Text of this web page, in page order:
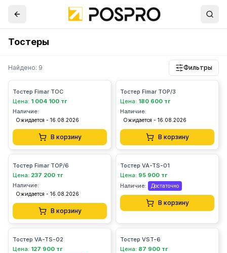
Тостеры
Найдено: 9 Фильтры
Тостер Fimar TOC
Цена: 1 004 100 тг
Наличие:
Ожидается - 16.08.2026
В корзину
Тостер Fimar TOP/3
Цена: 180 600 тг
Наличие:
Ожидается - 16.08.2026
В корзину
Тостер Fimar TOP/6
Цена: 237 200 тг
Наличие:
Ожидается - 16.08.2026
В корзину
Тостер VA-TS-01
Цена: 95 900 тг
Наличие:
Достаточно
В корзину
Тостер VA-TS-02
Цена: 127 900 тг
Тостер VST-6
Цена: 87 900 тг